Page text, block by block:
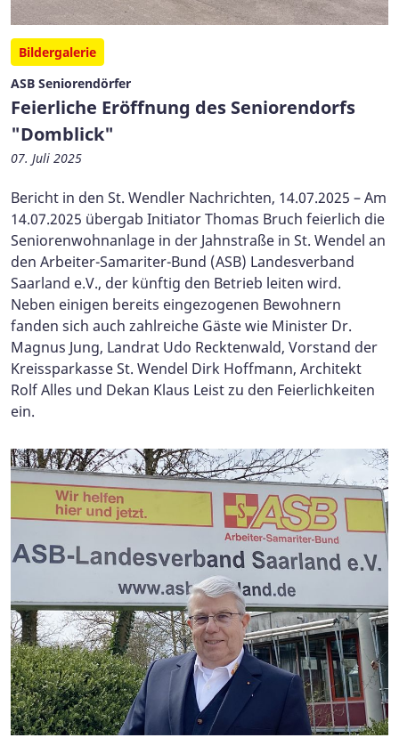
Bildergalerie
ASB Seniorendörfer
Feierliche Eröffnung des Seniorendorfs
"Domblick"
07. Juli 2025
Bericht in den St. Wendler Nachrichten, 14.07.2025 – Am
14.07.2025 übergab Initiator Thomas Bruch feierlich die
Seniorenwohnanlage in der Jahnstraße in St. Wendel an
den Arbeiter-Samariter-Bund (ASB) Landesverband
Saarland e.V., der künftig den Betrieb leiten wird.
Neben einigen bereits eingezogenen Bewohnern
fanden sich auch zahlreiche Gäste wie Minister Dr.
Magnus Jung, Landrat Udo Recktenwald, Vorstand der
Kreissparkasse St. Wendel Dirk Hoffmann, Architekt
Rolf Alles und Dekan Klaus Leist zu den Feierlichkeiten
ein.